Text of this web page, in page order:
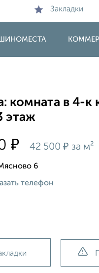
Закладки
комната в 4-к
этаж
₽ 42 500₽ за м²
6
телефон